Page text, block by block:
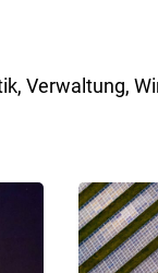
Verwaltung,